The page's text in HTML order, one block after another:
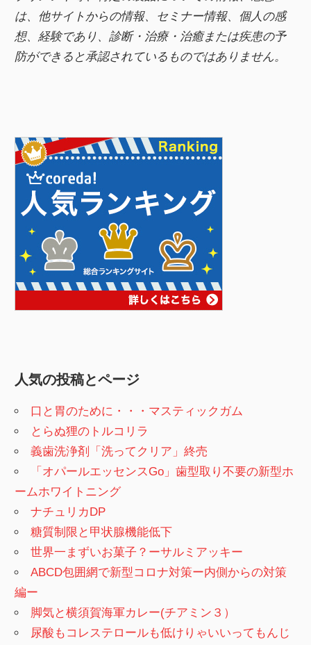
は、他サイトからの情報、セミナー情報、 個人の感
想、経験であり、診断・治療・治癒または疾患の予
防ができると承認されているものではありません。
人気の投稿とページ
口と胃のために・・・マスティックガム
とらぬ狸のトルコリラ
義歯洗浄剤「洗ってクリア」終売
「オパールエッセンスGo」歯型取り不要の新型ホ
ームホワイトニング
ナチュリカDP
糖質制限と甲状腺機能低下
世界一まずいお菓子？ーサルミアッキー
ABCD包囲網で新型コロナ対策ー内側からの対策
編ー
脚気と横須賀海軍カレー(チアミン３）
尿酸もコレステロールも低けりゃいいってもんじ